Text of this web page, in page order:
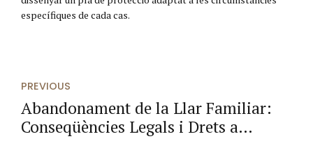
específiques de cada cas.
PREVIOUS
Abandonament de la Llar Familiar:
Conseqüències Legals i Drets a